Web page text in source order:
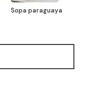
Sopa paraguaya